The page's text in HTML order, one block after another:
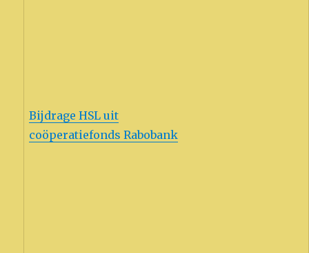
Bijdrage HSL uit
coöperatiefonds Rabobank